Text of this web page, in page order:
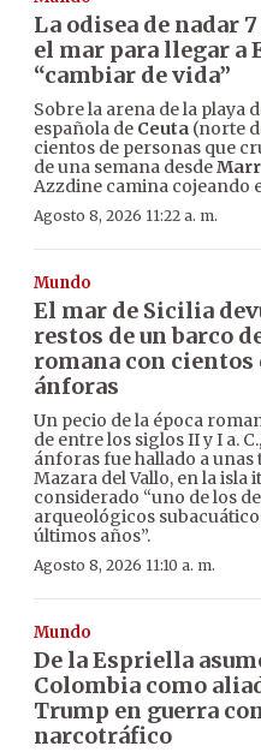
La odisea de nadar
el mar para llegar a
“cambiar de vida”
Sobre la arena de la playa
española de Ceuta (norte
cientos de personas que
de una semana desde
Azzdine camina cojeando
Agosto 8, 2026 11:22 a. m.
Mundo
El mar de Sicilia
restos de un barco
romana con cientos
ánforas
Un pecio de la época
de entre los siglos II y I a.
ánforas fue hallado a unas
Mazara del Vallo, en la isla
considerado “uno de los
arqueológicos
últimos años”.
Agosto 8, 2026 11:10 a. m.
Mundo
De la Espriella
Colombia como
Trump en guerra
narcotráfico